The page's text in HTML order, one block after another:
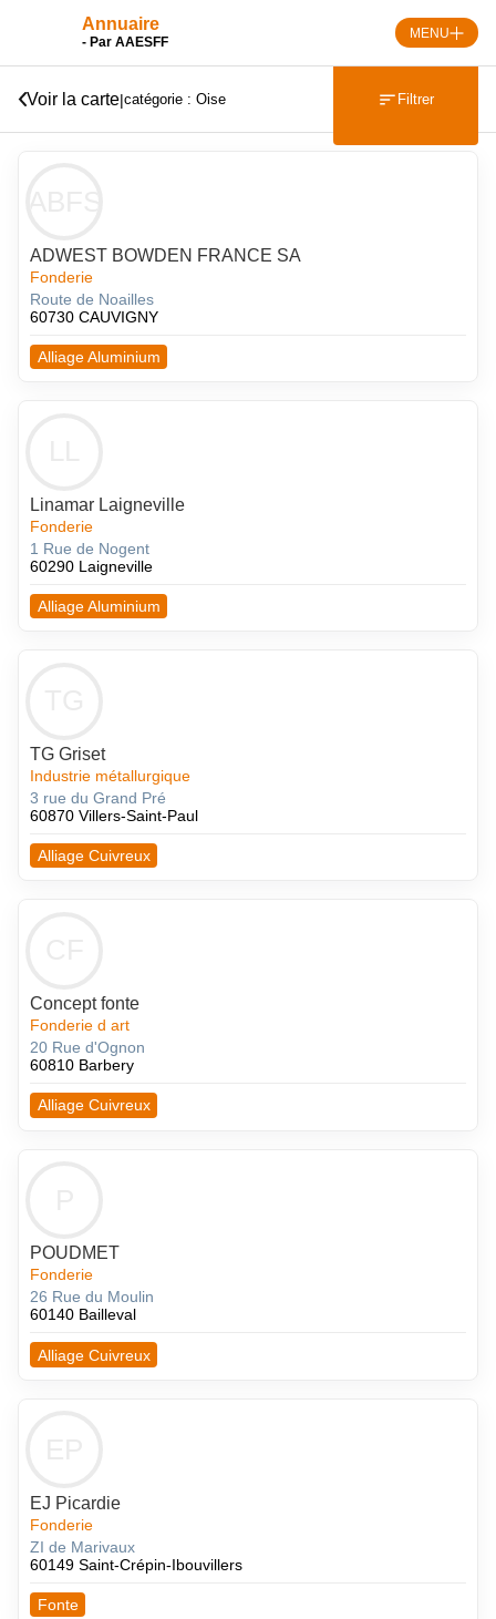
Annuaire
- Par AAESFF
MENU
Voir la carte|catégorie : Oise Filtrer
ADWEST BOWDEN FRANCE SA
Fonderie
Route de Noailles
60730 CAUVIGNY
Alliage Aluminium
Linamar Laigneville
Fonderie
1 Rue de Nogent
60290 Laigneville
Alliage Aluminium
TG Griset
Industrie métallurgique
3 rue du Grand Pré
60870 Villers-Saint-Paul
Alliage Cuivreux
Concept fonte
Fonderie d art
20 Rue d'Ognon
60810 Barbery
Alliage Cuivreux
POUDMET
Fonderie
26 Rue du Moulin
60140 Bailleval
Alliage Cuivreux
EJ Picardie
Fonderie
ZI de Marivaux
60149 Saint-Crépin-Ibouvillers
Fonte